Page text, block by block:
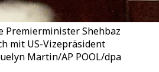
Premierminister Shehbaz
mit US-Vizepräsident
Martin/AP POOL/dpa